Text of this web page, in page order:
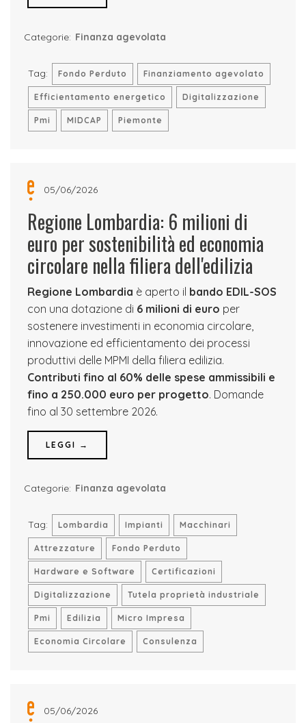
Categorie: Finanza agevolata
Tag: Fondo Perduto Finanziamento agevolato
Efficientamento energetico Digitalizzazione
Pmi MIDCAP Piemonte
05/06/2026
Regione Lombardia: 6 milioni di
euro per sostenibilità ed economia
circolare nella filiera dell'edilizia
Regione Lombardia è aperto il bando EDIL-SOS
con una dotazione di 6 milioni di euro per
sostenere investimenti in economia circolare,
innovazione ed efficientamento dei processi
produttivi delle MPMI della filiera edilizia.
Contributi fino al 60% delle spese ammissibili e
fino a 250.000 euro per progetto. Domande
fino al 30 settembre 2026.
LEGGI →
Categorie: Finanza agevolata
Tag: Lombardia Impianti Macchinari
Attrezzature Fondo Perduto
Hardware e Software Certificazioni
Digitalizzazione Tutela proprietà industriale
Pmi Edilizia Micro Impresa
Economia Circolare Consulenza
05/06/2026